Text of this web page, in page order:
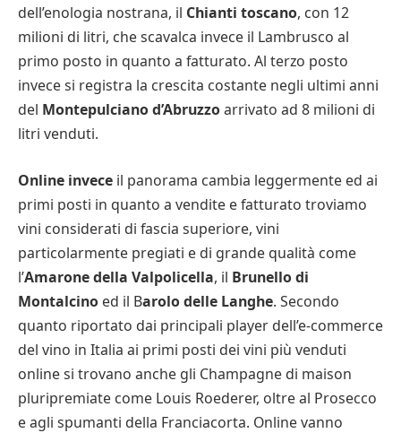
dell’enologia nostrana, il Chianti toscano, con 12
milioni di litri, che scavalca invece il Lambrusco al
primo posto in quanto a fatturato. Al terzo posto
invece si registra la crescita costante negli ultimi anni
del Montepulciano d’Abruzzoarrivato ad 8 milioni di
litri venduti.
Online invece il panorama cambia leggermente ed ai
primi posti in quanto a vendite e fatturato troviamo
vini considerati di fascia superiore, vini
particolarmente pregiati e di grande qualità come
l’Amarone della Valpolicella, il Brunello di
Montalcino ed il Barolo delle Langhe. Secondo
quanto riportato dai principali player dell’e-commerce
del vino in Italia ai primi posti dei vini più venduti
online si trovano anche gli Champagne di maison
pluripremiate come Louis Roederer, oltre al Prosecco
e agli spumanti della Franciacorta. Online vanno